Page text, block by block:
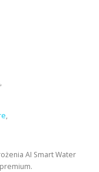
,
AI Smart Water